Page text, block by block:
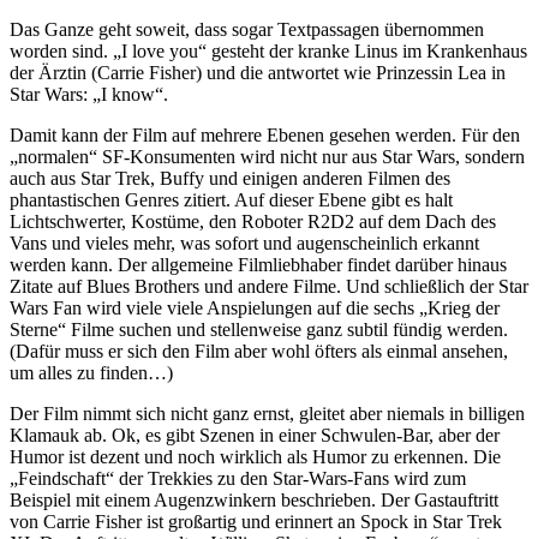
Das Ganze geht soweit, dass sogar Textpassagen übernommen
worden sind. „I love you“ gesteht der kranke Linus im Krankenhaus
der Ärztin (Carrie Fisher) und die antwortet wie Prinzessin Lea in
Star Wars: „I know“.
Damit kann der Film auf mehrere Ebenen gesehen werden. Für den
„normalen“ SF-Konsumenten wird nicht nur aus Star Wars, sondern
auch aus Star Trek, Buffy und einigen anderen Filmen des
phantastischen Genres zitiert. Auf dieser Ebene gibt es halt
Lichtschwerter, Kostüme, den Roboter R2D2 auf dem Dach des
Vans und vieles mehr, was sofort und augenscheinlich erkannt
werden kann. Der allgemeine Filmliebhaber findet darüber hinaus
Zitate auf Blues Brothers und andere Filme. Und schließlich der Star
Wars Fan wird viele viele Anspielungen auf die sechs „Krieg der
Sterne“ Filme suchen und stellenweise ganz subtil fündig werden.
(Dafür muss er sich den Film aber wohl öfters als einmal ansehen,
um alles zu finden…)
Der Film nimmt sich nicht ganz ernst, gleitet aber niemals in billigen
Klamauk ab. Ok, es gibt Szenen in einer Schwulen-Bar, aber der
Humor ist dezent und noch wirklich als Humor zu erkennen. Die
„Feindschaft“ der Trekkies zu den Star-Wars-Fans wird zum
Beispiel mit einem Augenzwinkern beschrieben. Der Gastauftritt
von Carrie Fisher ist großartig und erinnert an Spock in Star Trek